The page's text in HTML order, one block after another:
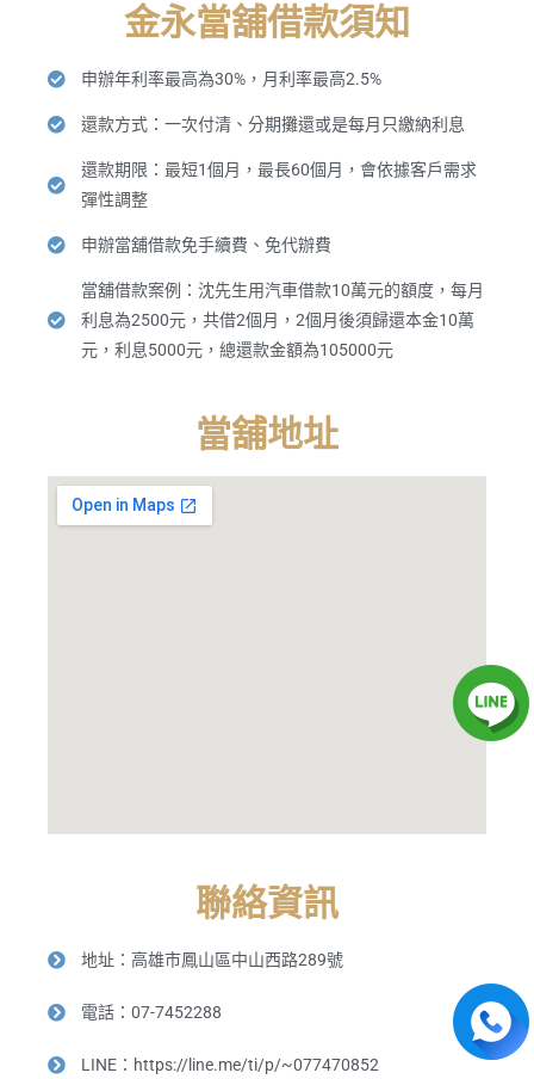
金永當舖借款須知
申辦年利率最高為30%，月利率最高2.5%
還款方式：一次付清、分期攤還或是每月只繳納利息
還款期限：最短1個月，最長60個月，會依據客戶需求
彈性調整
申辦當舖借款免手續費、免代辦費
當舖借款案例：沈先生用汽車借款10萬元的額度，每月
利息為2500元，共借2個月，2個月後須歸還本金10萬
元，利息5000元，總還款金額為105000元
當舖地址
聯絡資訊
地址：高雄市鳳山區中山西路289號
電話：07-7452288
LINE：https://line.me/ti/p/~077470852